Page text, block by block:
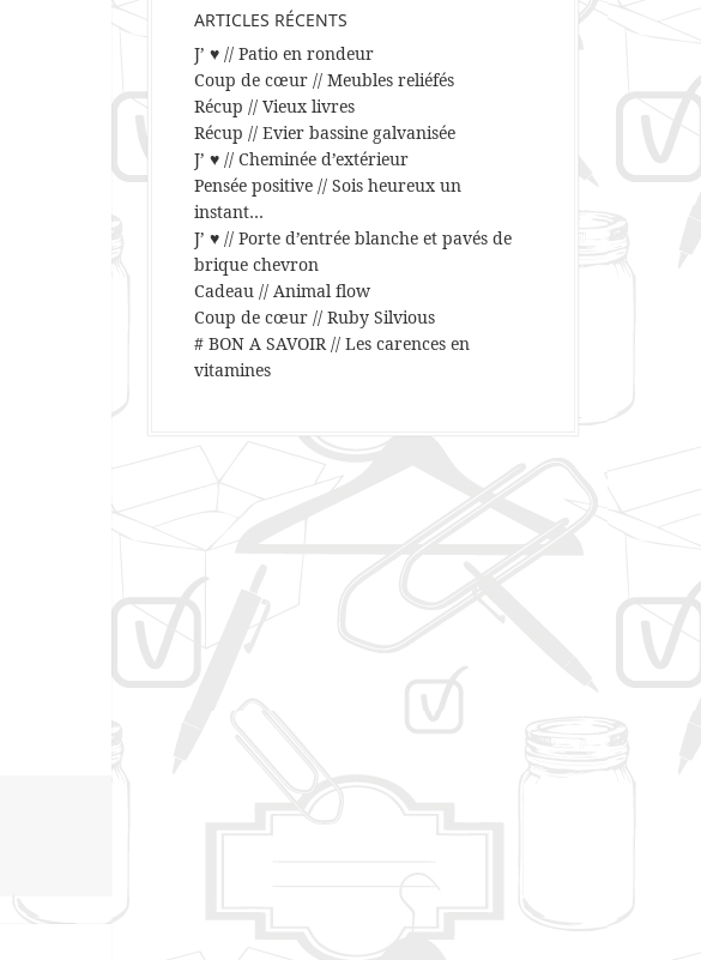
ARTICLES RÉCENTS
J’ ♥ // Patio en rondeur
Coup de cœur // Meubles reliéfés
Récup // Vieux livres
Récup // Evier bassine galvanisée
J’ ♥ // Cheminée d’extérieur
Pensée positive // Sois heureux un
instant…
J’ ♥ // Porte d’entrée blanche et pavés de
brique chevron
Cadeau // Animal flow
Coup de cœur // Ruby Silvious
# BON A SAVOIR // Les carences en
vitamines